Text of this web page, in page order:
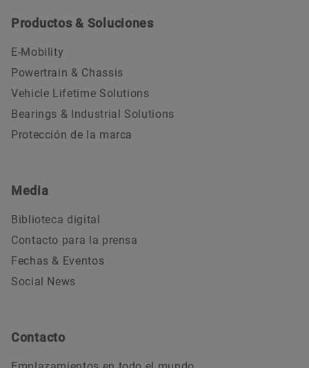
Productos & Soluciones
E-Mobility
Powertrain & Chassis
Vehicle Lifetime Solutions
Bearings & Industrial Solutions
Protección de la marca
Media
Biblioteca digital
Contacto para la prensa
Fechas & Eventos
Social News
Contacto